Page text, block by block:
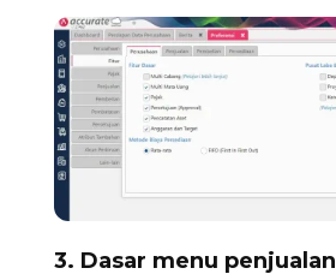
3. Dasar menu penjualan